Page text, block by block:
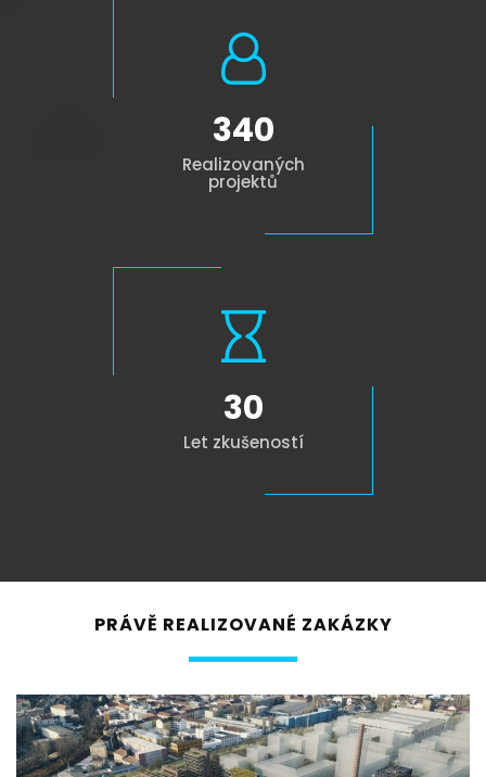
340
Realizovaných
projektů
30
Let zkušeností
PRÁVĚ REALIZOVANÉ ZAKÁZKY